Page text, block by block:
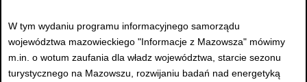
W tym wydaniu programu informacyjnego samorządu
województwa mazowieckiego "Informacje z Mazowsza" mówimy
m.in. o wotum zaufania dla władz województwa, starcie sezonu
turystycznego na Mazowszu, rozwijaniu badań nad energetyką